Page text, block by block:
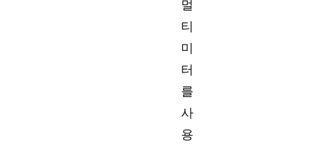
멀
티
미
터
를
사
용